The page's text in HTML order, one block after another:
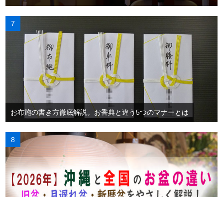
お布施の書き方徹底解説。お香典と違う5つのマナーとは